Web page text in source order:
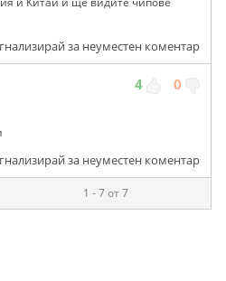
за неуместен коментар
4 0
за неуместен коментар
1 - 7 от 7